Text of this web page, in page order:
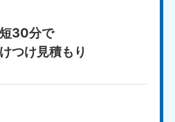
30分で
つけ見積もり